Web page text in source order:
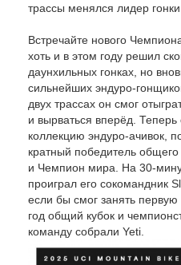
трассы менялся лидер
Встречайте нового
хоть и в этом году решил
даунхильных гонках, но
сильнейших эндуро-
двух трассах он смог
и вырваться вперёд.
коллекцию эндуро-ачивок,
кратный победитель
и Чемпион мира. На 30-
проиграл его сокомандник
если бы смог занять первую
год общий кубок и
команду собрали Yeti.